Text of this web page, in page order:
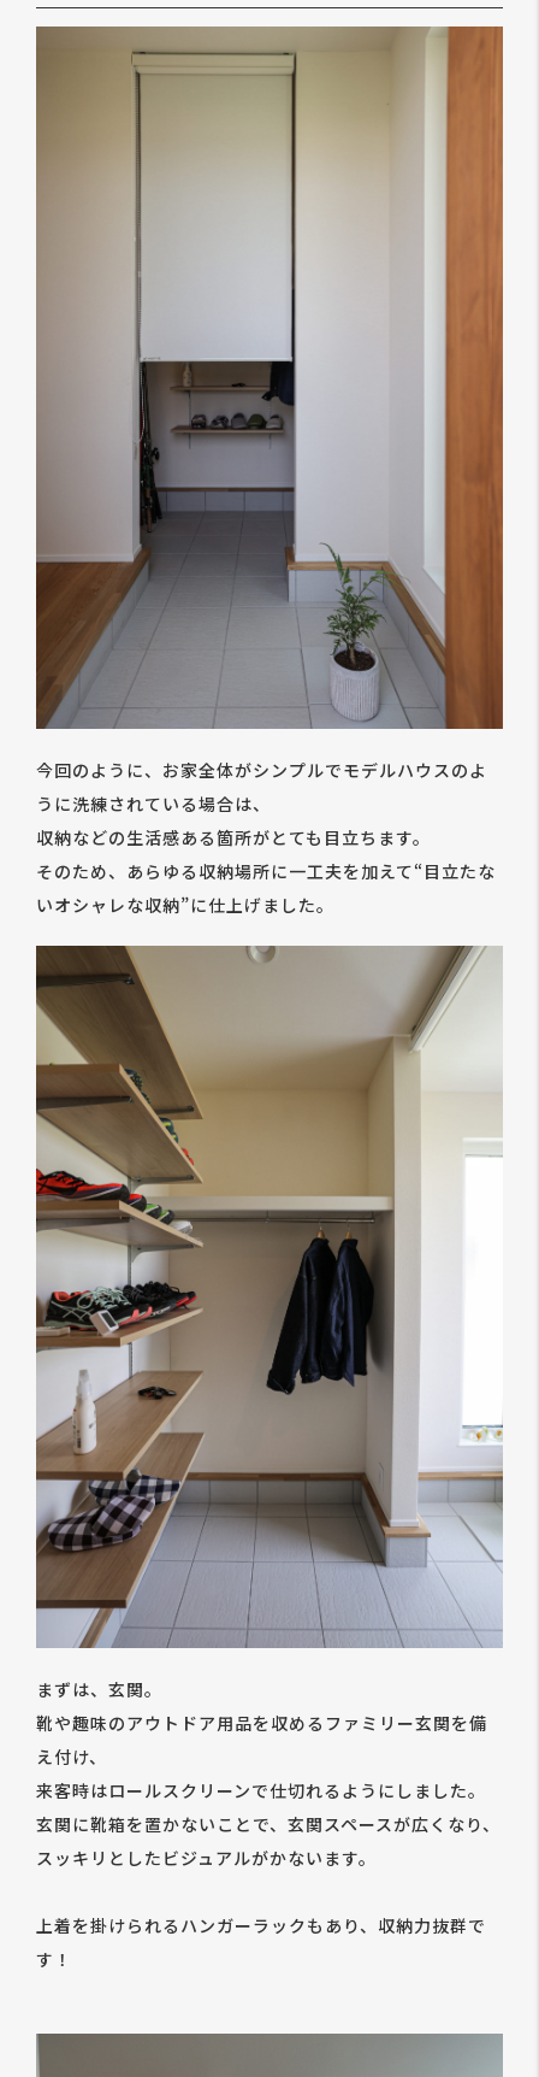
今回のように、お家全体がシンプルでモデルハウスのよ
うに洗練されている場合は、
収納などの生活感ある箇所がとても目立ちます。
そのため、あらゆる収納場所に一工夫を加えて“目立たな
いオシャレな収納”に仕上げました。
まずは、玄関。
靴や趣味のアウトドア用品を収めるファミリー玄関を備
え付け、
来客時はロールスクリーンで仕切れるようにしました。
玄関に靴箱を置かないことで、玄関スペースが広くなり、
スッキリとしたビジュアルがかないます。
上着を掛けられるハンガーラックもあり、収納力抜群で
す！